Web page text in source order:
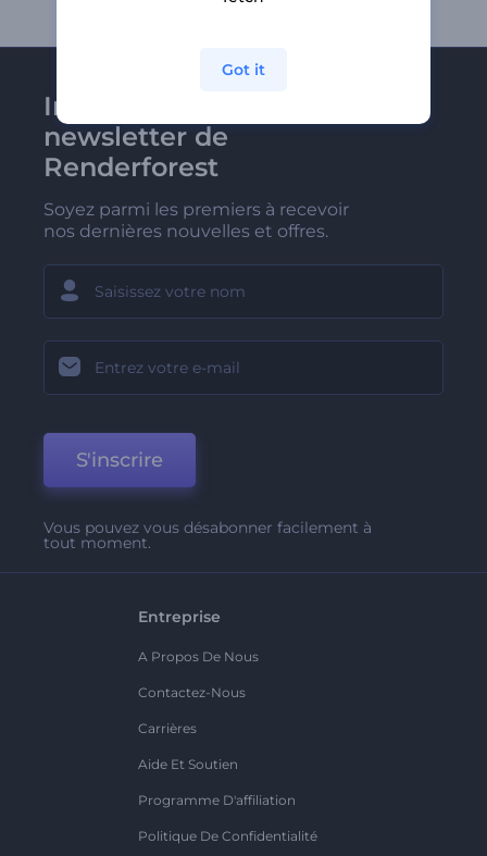
Inscrivez-vous à la
newsletter de
Renderforest
Soyez parmi les premiers à recevoir
nos dernières nouvelles et offres.
S'inscrire
Vous pouvez vous désabonner facilement à
tout moment.
Entreprise
A Propos De Nous
Contactez-Nous
Carrières
Aide Et Soutien
Programme D'affiliation
Politique De Confidentialité
Got it